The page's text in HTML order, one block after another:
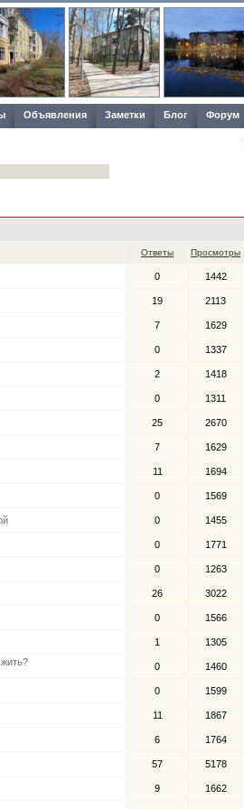
Объявления Заметки Блог Форум
Ответы Просмотры
0 1442
19 2113
7 1629
0 1337
2 1418
0 1311
25 2670
7 1629
11 1694
0 1569
0 1455
0 1771
0 1263
26 3022
0 1566
1 1305
0 1460
0 1599
11 1867
6 1764
57 5178
9 1662